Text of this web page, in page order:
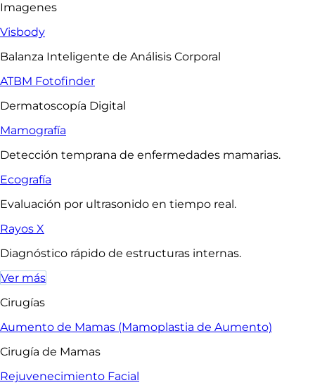
Imagenes
Visbody
Balanza Inteligente de Análisis Corporal
ATBM Fotofinder
Dermatoscopía Digital
Mamografía
Detección temprana de enfermedades mamarias.
Ecografía
Evaluación por ultrasonido en tiempo real.
Rayos X
Diagnóstico rápido de estructuras internas.
Ver más
Cirugías
Aumento de Mamas (Mamoplastia de Aumento)
Cirugía de Mamas
Rejuvenecimiento Facial